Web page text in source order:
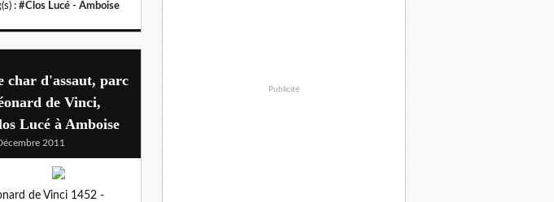
: #Clos Lucé - Amboise
char d'assaut, parc
de Vinci,
Lucé à Amboise
2011
de Vinci 1452 -
Publicité